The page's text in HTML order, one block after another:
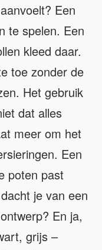
Een
te spelen. Een
kleed daar.
toe zonder de
Het gebruik
dat alles
meer om het
Een
poten past
je van een
En ja,
grijs –